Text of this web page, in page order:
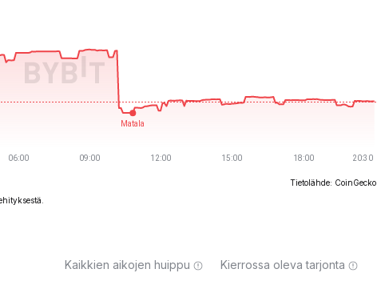
Tietolähde: CoinGecko
Kaikkien aikojen huippu Kierrossa oleva tarjonta